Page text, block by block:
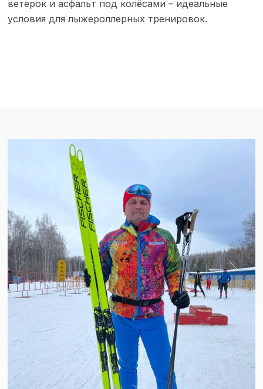
ветерок и асфальт под колёсами – идеальные
условия для лыжероллерных тренировок.